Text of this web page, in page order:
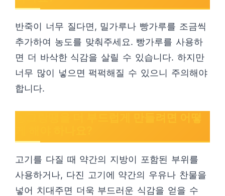
반죽이 너무 질다면, 밀가루나 빵가루를 조금씩
추가하여 농도를 맞춰주세요. 빵가루를 사용하
면 더 바삭한 식감을 살릴 수 있습니다. 하지만
너무 많이 넣으면 퍽퍽해질 수 있으니 주의해야
합니다.
고기를 다질 때 약간의 지방이 포함된 부위를
사용하거나, 다진 고기에 약간의 우유나 찬물을
넣어 치대주면 더욱 부드러운 식감을 얻을 수